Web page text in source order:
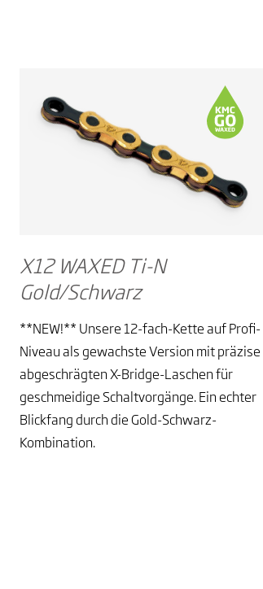
X12 WAXED Ti-N
Gold/Schwarz
**NEW!** Unsere 12-fach-Kette auf Profi-
Niveau als gewachste Version mit präzise
abgeschrägten X-Bridge-Laschen für
geschmeidige Schaltvorgänge. Ein echter
Blickfang durch die Gold-Schwarz-
Kombination.